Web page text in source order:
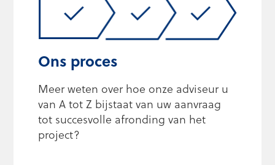
Ons proces
Meer weten over hoe onze adviseur u
van A tot Z bijstaat van uw aanvraag
tot succesvolle afronding van het
project?